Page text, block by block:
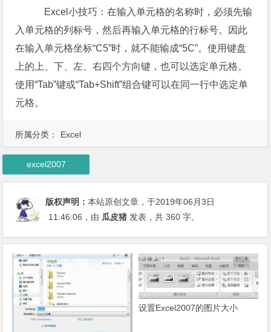
Excel小技巧：在输入单元格的名称时，必须先输
入单元格的列标号，然后再输入单元格的行标号。因此
在输入单元格坐标“C5”时，就不能输成“5C”。使用键盘
上的上、下、左、右四个方向键，也可以选定单元格。
使用“Tab”键或“Tab+Shift”组合键可以在同一行中选定单
元格。
所属分类： Excel
excel2007
版权声明：本站原创文章，于2019年06月3日
11:46:06 ，由 瓜皮猪 发表，共 360 字。
设置Excel2007的图片大小